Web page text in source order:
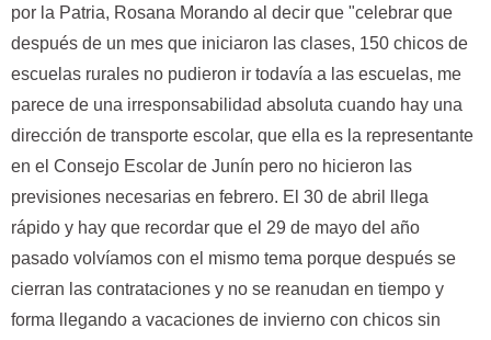
por la Patria, Rosana Morando al decir que "celebrar que
después de un mes que iniciaron las clases, 150 chicos de
escuelas rurales no pudieron ir todavía a las escuelas, me
parece de una irresponsabilidad absoluta cuando hay una
dirección de transporte escolar, que ella es la representante
en el Consejo Escolar de Junín pero no hicieron las
previsiones necesarias en febrero. El 30 de abril llega
rápido y hay que recordar que el 29 de mayo del año
pasado volvíamos con el mismo tema porque después se
cierran las contrataciones y no se reanudan en tiempo y
forma llegando a vacaciones de invierno con chicos sin